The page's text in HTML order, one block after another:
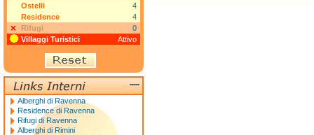
Ostelli
4
Residence
4
Rifugi
0
Villaggi Turistici
Attivo
Alberghi di Ravenna
Residence di Ravenna
Rifugi di Ravenna
Alberghi di Rimini